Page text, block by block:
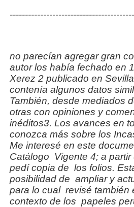
no parecían agregar gran
autor los había fechado en
Xerez 2 publicado en
contenía algunos datos
También, desde mediados
otras con opiniones y
inéditos3. Los avances en
conozca más sobre los
Me interesé en este
Catálogo Vigente 4; a
pedí copia de los folios.
posibilidad de ampliar y
para lo cual revisé también
contexto de los papeles